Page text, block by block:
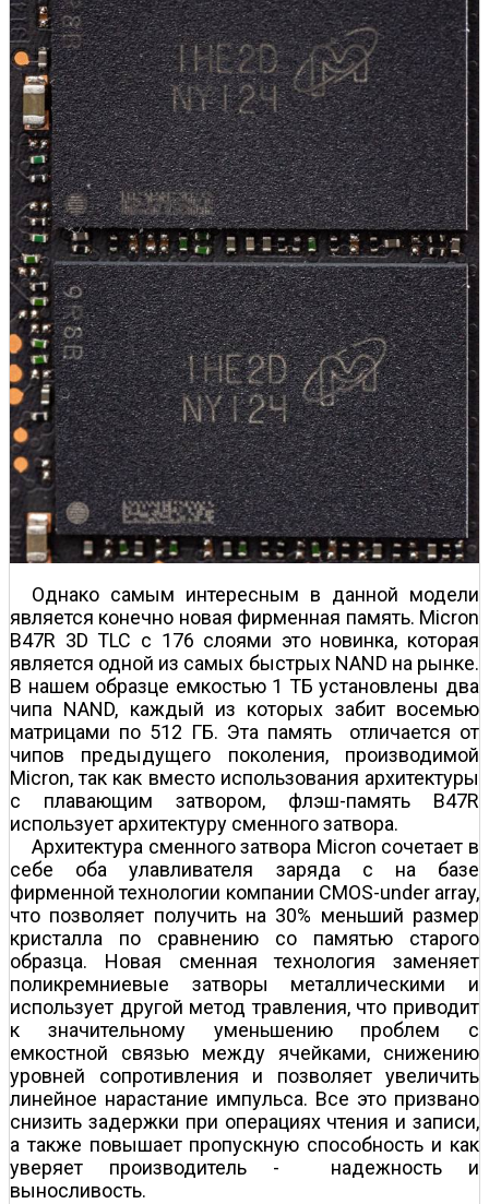
Однако самым интересным в данной модели
является конечно новая фирменная память. Micron
B47R 3D TLC с 176 слоями это новинка, которая
является одной из самых быстрых NAND на рынке.
В нашем образце емкостью 1 ТБ установлены два
чипа NAND, каждый из которых забит восемью
матрицами по 512 ГБ. Эта память отличается от
чипов предыдущего поколения, производимой
Micron, так как вместо использования архитектуры
с плавающим затвором, флэш-память B47R
использует архитектуру сменного затвора.
Архитектура сменного затвора Micron сочетает в
себе оба улавливателя заряда с на базе
фирменной технологии компании CMOS-under array,
что позволяет получить на 30% меньший размер
кристалла по сравнению со памятью старого
образца. Новая сменная технология заменяет
поликремниевые затворы металлическими и
использует другой метод травления, что приводит
к значительному уменьшению проблем с
емкостной связью между ячейками, снижению
уровней сопротивления и позволяет увеличить
линейное нарастание импульса. Все это призвано
снизить задержки при операциях чтения и записи,
а также повышает пропускную способность и как
уверяет производитель - надежность и
выносливость.